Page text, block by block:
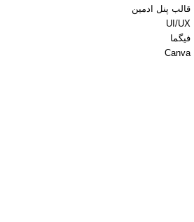
قالب پنل ادمین
UI/UX
فیگما
Canva